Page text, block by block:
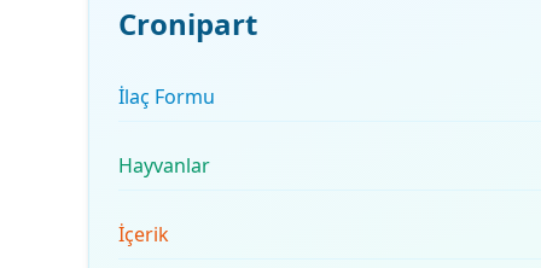
Cronipart
İlaç Formu
Hayvanlar
İçerik